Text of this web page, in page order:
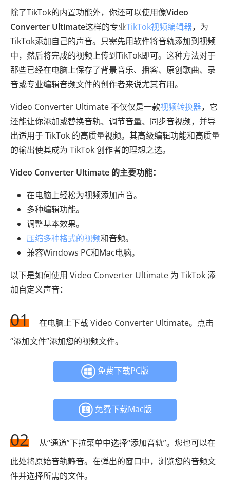
除了TikTok的内置功能外，你还可以使用像Video
Converter Ultimate这样的专业TikTok视频编辑器，为
TikTok添加自己的声音。只需先用软件将音轨添加到视频
中，然后将完成的视频上传到TikTok即可。这种方法对于
那些已经在电脑上保存了背景音乐、播客、原创歌曲、录
音或专业编辑音频文件的创作者来说尤其有用。
Video Converter Ultimate 不仅仅是一款视频转换器，它
还能让你添加或替换音轨、调节音量、同步音视频，并导
出适用于 TikTok 的高质量视频。其高级编辑功能和高质量
的输出使其成为 TikTok 创作者的理想之选。
Video Converter Ultimate 的主要功能：
在电脑上轻松为视频添加声音。
多种编辑功能。
调整基本效果。
压缩多种格式的视频和音频。
兼容Windows PC和Mac电脑。
以下是如何使用 Video Converter Ultimate 为 TikTok 添
加自定义声音：
01
在电脑上下载 Video Converter Ultimate。点击
“添加文件”添加您的视频文件。
免费下载PC版
免费下载Mac版
02
从“通道”下拉菜单中选择“添加音轨”。您也可以在
此处将原始音轨静音。在弹出的窗口中，浏览您的音频文
件并选择所需的文件。